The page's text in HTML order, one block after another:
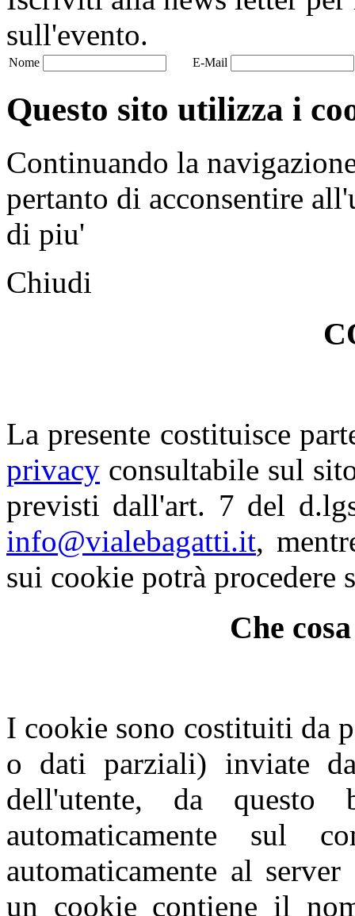
sull'evento.
Nome E-Mail
Questo sito utilizza i
Continuando la
pertanto di acconsentire
di piu'
Chiudi
La presente costituisce
privacy consultabile sul
previsti dall'art. 7 del
info@vialebagatti.it,
sui cookie potrà procedere
Che
I cookie sono costituiti da
o dati parziali) inviate
dell'utente, da questo
automaticamente sul
automaticamente al
un cookie contiene il